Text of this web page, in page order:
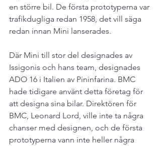
en större bil. De första prototyperna var
trafikdugliga redan 1958, det vill säga
redan innan Mini lanserades.
Där Mini till stor del designades av
Issigonis och hans team, designades
ADO 16 i Italien av Pininfarina. BMC
hade tidigare använt detta företag för
att designa sina bilar. Direktören för
BMC, Leonard Lord, ville inte ta några
chanser med designen, och de första
prototyperna vann inte heller några